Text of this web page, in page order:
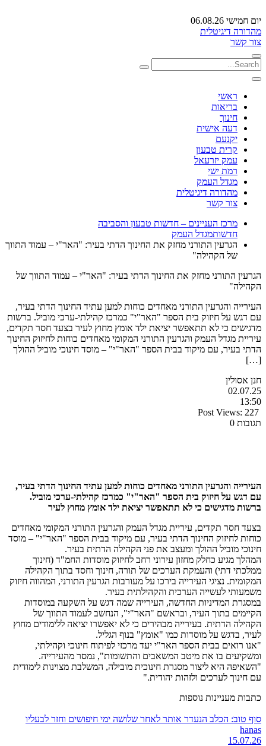
יום חמישי 06.08.26
מהדורה דיגיטלית
צור קשר
ראשי
בריאות
חינוך
דעה אישית
יקנעם
קרית טבעון
עמק יזרעאל
רמת ישי
מגדל העמק
מהדורה דיגיטלית
צור קשר
מרכז העניינים – חדשות טבעון והסביבה
חדשותמגדל העמק
הגרעין התורני מחזק את החינוך הדתי בעיר: "האר"י – עמוד התווך
של הקהילה"
הגרעין התורני מחזק את החינוך הדתי בעיר: "האר"י – עמוד התווך של
הקהילה"
העירייה והגרעין התורני מאחדים כוחות למען עתיד החינוך הדתי בעיר,
עם דגש על חיזוק בית הספר "האר"י" כמרכז קהילתי-ערכי מוביל. ברשות
מדגישים כי לא תתאפשר יציאת ילד אומץ מחוץ לעיר בצעד חסר תקדים,
עיריית מגדל העמק והגרעין התורני המקומי מאחדים כוחות לחיזוק החינוך
הדתי בעיר, עם מיקוד בבית הספר "האר"י" – מוסד חינוכי מוביל ההולך
[…]
חנן אסולין
02.07.25
13:50
Post Views: 227
תגובות 0
העירייה והגרעין התורני מאחדים כוחות למען עתיד החינוך הדתי בעיר,
עם דגש על חיזוק בית הספר "האר"י" כמרכז קהילתי-ערכי מוביל.
ברשות מדגישים כי לא תתאפשר יציאת ילד אומץ מחוץ לעיר
בצעד חסר תקדים, עיריית מגדל העמק והגרעין התורני המקומי מאחדים
כוחות לחיזוק החינוך הדתי בעיר, עם מיקוד בבית הספר "האר"י" – מוסד
חינוכי מוביל ההולך ומעצב את פני הקהילה הדתית בעיר.
המהלך מגיע כחלק מחזון עירוני רחב לחיזוק מוסדות החמ"ד (חינוך
ממלכתי דתי) והעמקת הערכים של תורה, חינוך וחסד בתוך הקהילה
המקומית. נציגי העירייה בירכו על מעורבות הגרעין התורני, המהווה חיזוק
משמעותי לעשייה הערכית והקהילתית בעיר.
במסגרת המדיניות החדשה, העירייה שמה דגש על השקעה במוסדות
הקיימים בתוך העיר, ובראשם "האר"י", הנחשב לעמוד התווך של
הקהילה הדתית. בעירייה מבהירים כי לא יאפשרו יציאה ללימודים מחוץ
לעיר, בדגש על מוסדות כמו "אומץ" בנוף הגליל.
"אנו רואים בבית הספר האר"י יעד מרכזי לפיתוח חינוכי וקהילתי,
ומשקיעים בו את מיטב המשאבים והתשומות", נמסר מהעירייה.
"השאיפה היא ליצור מסגרת חינוכית מובילה, המשלבת מצוינות לימודית
עם חינוך לערכים ולזהות יהודית."
כתבות מעניינות נוספות
סוף טוב: הכלב הנעדר אותר לאחר שלושה ימי חיפושים וחזר לבעליו
hanas
15.07.26